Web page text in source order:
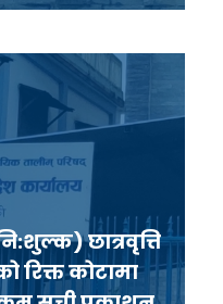
छात्रवृत्ति
रिक्त कोटामा